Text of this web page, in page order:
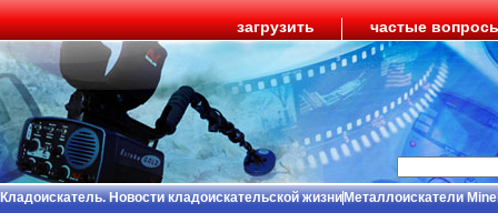
загрузить частые
Кладоискатель. Новости кладоискательской жизниМеталлоискатели